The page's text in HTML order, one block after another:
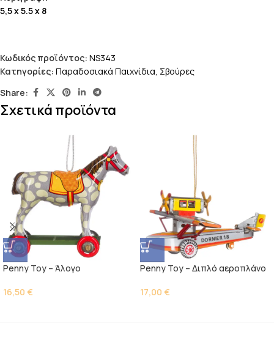
5,5 x 5.5 x 8
Κωδικός προϊόντος: NS343
Κατηγορίες: Παραδοσιακά Παιχνίδια, Σβούρες
Share:
Σχετικά προϊόντα
Penny Toy – Άλογο
16,50 €
Penny Toy – Διπλό αεροπλάνο
17,00 €